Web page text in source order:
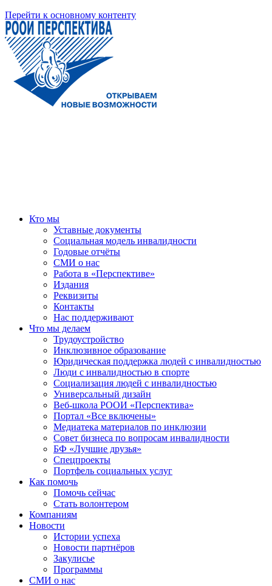
Перейти к основному контенту
Кто мы
Уставные документы
Социальная модель инвалидности
Годовые отчёты
СМИ о нас
Работа в «Перспективе»
Издания
Реквизиты
Контакты
Нас поддерживают
Что мы делаем
Трудоустройство
Инклюзивное образование
Юридическая поддержка людей с инвалидностью
Люди с инвалидностью в спорте
Социализация людей с инвалидностью
Универсальный дизайн
Веб-школа РООИ «Перспектива»
Портал «Все включены»
Медиатека материалов по инклюзии
Совет бизнеса по вопросам инвалидности
БФ «Лучшие друзья»
Спецпроекты
Портфель социальных услуг
Как помочь
Помочь сейчас
Стать волонтером
Компаниям
Новости
Истории успеха
Новости партнёров
Закулисье
Программы
СМИ о нас